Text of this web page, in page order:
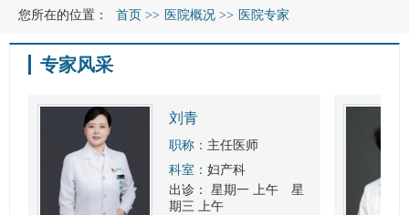
您所在的位置： 首页 >> 医院概况 >> 医院专家
专家风采
刘青
职称： 主任医师
科室： 妇产科
出诊：
星期一 上午
星
期三 上午